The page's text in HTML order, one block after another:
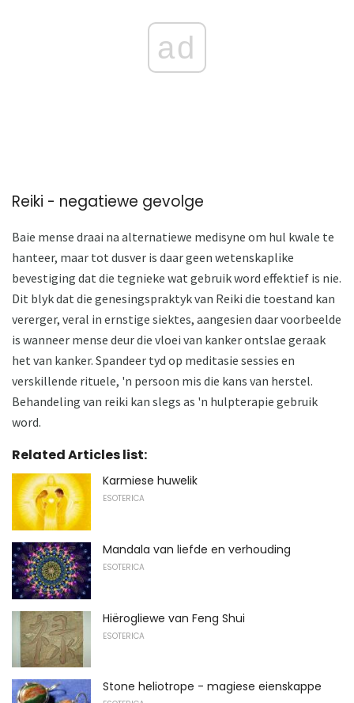
ad
Reiki - negatiewe gevolge
Baie mense draai na alternatiewe medisyne om hul kwale te
hanteer, maar tot dusver is daar geen wetenskaplike
bevestiging dat die tegnieke wat gebruik word effektief is nie.
Dit blyk dat die genesingspraktyk van Reiki die toestand kan
vererger, veral in ernstige siektes, aangesien daar voorbeelde
is wanneer mense deur die vloei van kanker ontslae geraak
het van kanker. Spandeer tyd op meditasie sessies en
verskillende rituele, 'n persoon mis die kans van herstel.
Behandeling van reiki kan slegs as 'n hulpterapie gebruik
word.
Related Articles list:
Karmiese huwelik
ESOTERICA
Mandala van liefde en verhouding
ESOTERICA
Hiërogliewe van Feng Shui
ESOTERICA
Stone heliotrope - magiese eienskappe